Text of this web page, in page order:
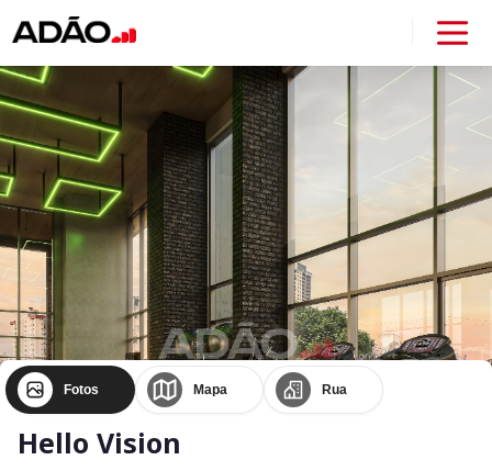
Fotos Mapa Rua
Hello Vision